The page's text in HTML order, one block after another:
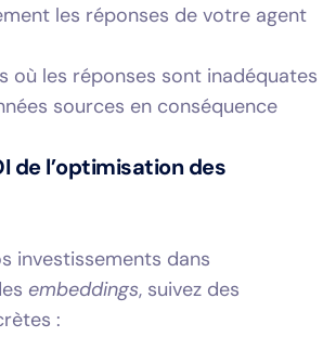
les réponses de votre agent
où les réponses sont inadéquates
sources en conséquence
de l’optimisation des
investissements dans
embeddings, suivez des
: